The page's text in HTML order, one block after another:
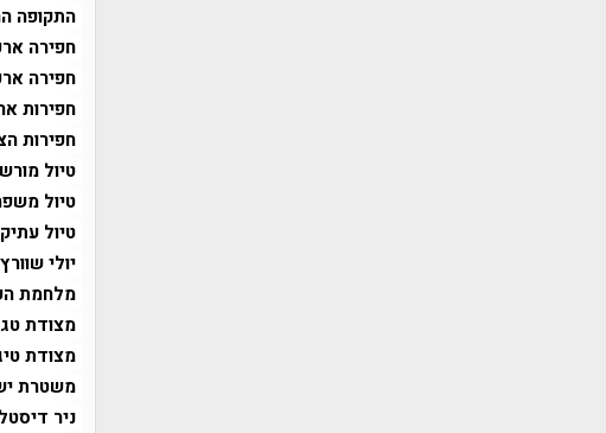
התקופה
חפירה
חפירה
חפירות
חפירות
טיול
טיול
טיול
יולי שוורץ
מלחמת
מצודת
מצודת
משטרת
ניר